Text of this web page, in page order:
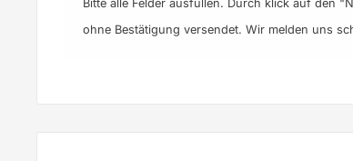
Bitte alle Felder ausfüllen. Durch klick auf den
ohne Bestätigung versendet. Wir melden uns